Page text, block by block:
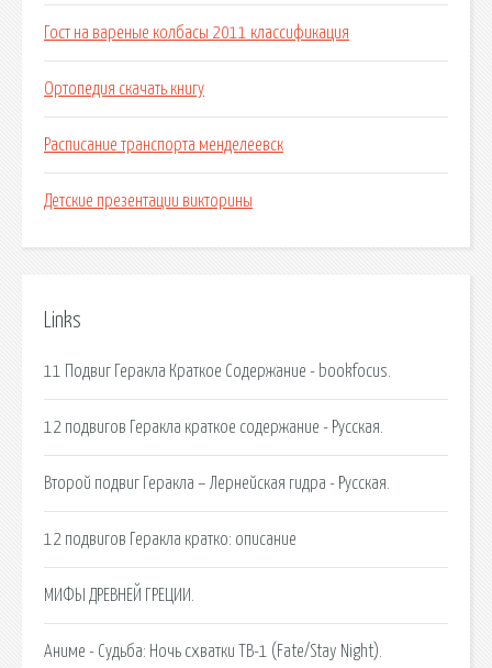
Гост на вареные колбасы 2011 классификация
Ортопедия скачать книгу
Расписание транспорта менделеевск
Детские презентации викторины
Links
11 Подвиг Геракла Краткое Содержание - bookfocus.
12 подвигов Геракла краткое содержание - Русская.
Второй подвиг Геракла – Лернейская гидра - Русская.
12 подвигов Геракла кратко: описание
МИФЫ ДРЕВНЕЙ ГРЕЦИИ.
Аниме - Судьба: Ночь схватки ТВ-1 (Fate/Stay Night).